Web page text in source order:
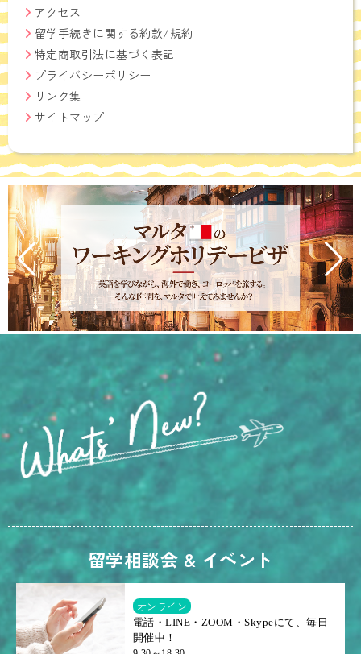
アクセス
留学手続きに関する約款/規約
特定商取引法に基づく表記
プライバシーポリシー
リンク集
サイトマップ
留学相談会 & イベント
オンライン
電話・LINE・ZOOM・Skypeにて、毎日
開催中！